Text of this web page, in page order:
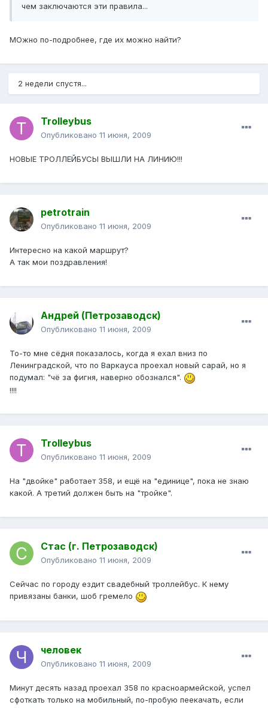
чем заключаются эти правила...
МОжно по-подробнее, где их можно найти?
2 недели спустя...
Trolleybus
Опубликовано 11 июня, 2009
НОВЫЕ ТРОЛЛЕЙБУСЫ ВЫШЛИ НА ЛИНИЮ!!!
petrotrain
Опубликовано 11 июня, 2009
Интересно на какой маршрут?
А так мои поздравления!
Андрей (Петрозаводск)
Опубликовано 11 июня, 2009
То-то мне сёдня показалось, когда я ехал вниз по
Ленинградской, что по Варкауса проехал новый сарай, но я
подумал: "чё за фигня, наверно обознался".
!!!!
Trolleybus
Опубликовано 11 июня, 2009
На "двойке" работает 358, и ещё на "единице", пока не знаю
какой. А третий должен быть на "тройке".
Стас (г. Петрозаводск)
Опубликовано 11 июня, 2009
Сейчас по городу ездит свадебный троллейбус. К нему
привязаны банки, шоб гремело
человек
Опубликовано 11 июня, 2009
Минут десять назад проехал 358 по красноармейской, успел
сфоткать только на мобильный, по-пробую пеекачать, если